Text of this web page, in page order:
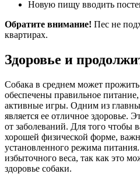
Новую пищу вводить
Обратите внимание! Пес не
квартирах.
Здоровье и
Собака в среднем может прожить
обеспечены правильное
активные игры. Одним из
является ее отличное здоровье.
от заболеваний. Для того чтобы
хорошей физической форме,
установленного режима
избыточного веса, так как это
здоровье собаки.